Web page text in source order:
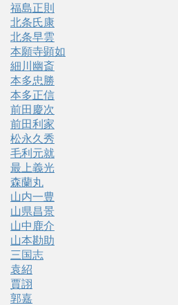
福島正則
北条氏康
北条早雲
本願寺顕如
細川幽斎
本多忠勝
本多正信
前田慶次
前田利家
松永久秀
毛利元就
最上義光
森蘭丸
山内一豊
山県昌景
山中鹿介
山本勘助
三国志
袁紹
賈詡
郭嘉